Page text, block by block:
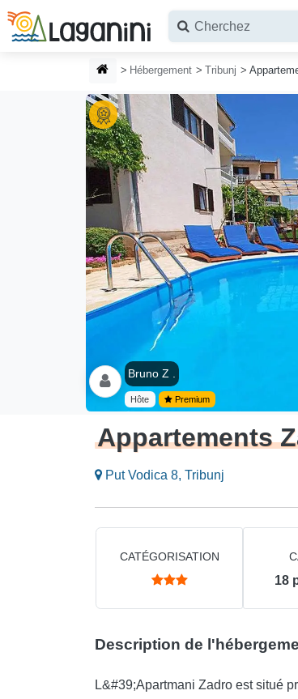
Aller au contenu principal
PAGE D'ACCUEIL
Hébergement Tribunj
Bruno Z .
Hôte Premium
Appartements
Put Vodica 8, Tribunj
CATÉGORISATION
18
Description de
L&#39;Apartmani Zadro est situé